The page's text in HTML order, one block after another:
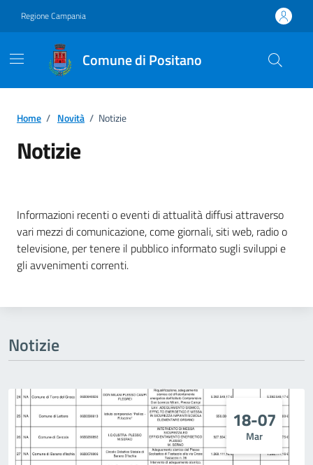
Regione Campania
Comune di Positano
Home / Novità / Notizie
Notizie
Informazioni recenti o eventi di attualità diffusi attraverso
vari mezzi di comunicazione, come giornali, siti web, radio o
televisione, per tenere il pubblico informato sugli sviluppi e
gli avvenimenti correnti.
Notizie
18-07
Mar